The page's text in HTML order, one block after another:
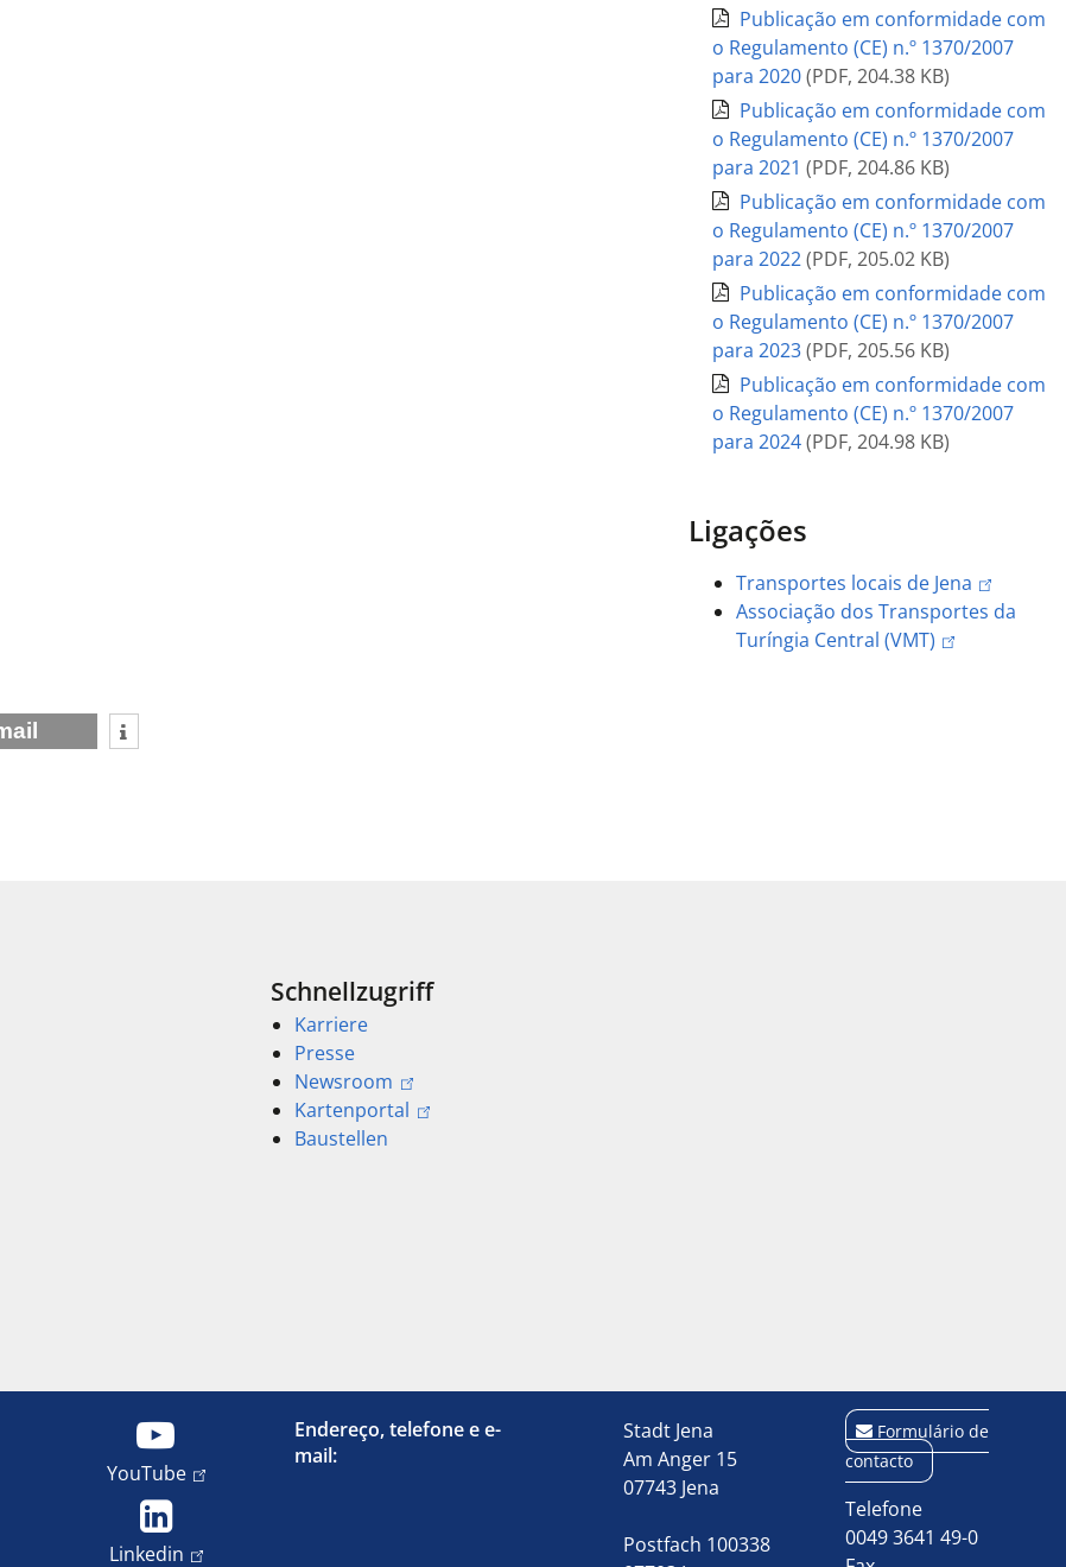
Publicação em conformidade com
o Regulamento (CE) n.º 1370/2007
para 2020(PDF, 204.38 KB)
Publicação em conformidade com
o Regulamento (CE) n.º 1370/2007
para 2021 (PDF, 204.86 KB)
Publicação em conformidade com
o Regulamento (CE) n.º 1370/2007
para 2022(PDF, 205.02 KB)
Publicação em conformidade com
o Regulamento (CE) n.º 1370/2007
para 2023(PDF, 205.56 KB)
Publicação em conformidade com
o Regulamento (CE) n.º 1370/2007
para 2024(PDF, 204.98 KB)
Ligações
Transportes locais de Jena
Associação dos Transportes da
Turíngia Central (VMT)
Schnellzugriff
Karriere
Presse
Newsroom
Kartenportal
Baustellen
YouTube
Linkedin
Endereço, telefone e e-
mail:
Stadt Jena
Am Anger 15
07743 Jena
Postfach 100338
Formulário de
contacto
Telefone
0049 3641 49-0